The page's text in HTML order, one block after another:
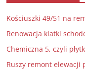
Kościuszki 49/51 na
Renowacja klatki
Chemiczna 5, czyli
Ruszy remont elewacji